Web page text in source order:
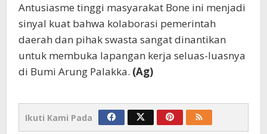
Antusiasme tinggi masyarakat Bone ini menjadi
sinyal kuat bahwa kolaborasi pemerintah
daerah dan pihak swasta sangat dinantikan
untuk membuka lapangan kerja seluas-luasnya
di Bumi Arung Palakka. (Ag)
Ikuti Kami Pada